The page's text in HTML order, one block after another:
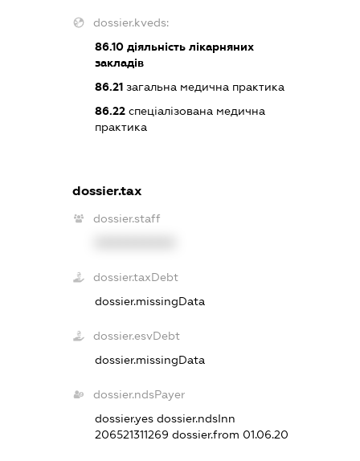
dossier.kveds:
86.10діяльність лікарняних
закладів
86.21загальна медична практика
86.22спеціалізована медична
практика
dossier.tax
dossier.staff
dossier.taxDebt
dossier.missingData
dossier.esvDebt
dossier.missingData
dossier.ndsPayer
dossier.yes dossier.ndsInn
206521311269 dossier.from 01.06.20